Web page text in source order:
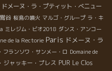
ドメーヌ・ラ・プティット・べニュー
谷 桜島の噴火 マルゴ・グループ ラ・キ
ミレジム・ビオ2018 ダンス・アンコー
de la Rectorie Paris ドメーヌ・ラ
フランソワ・サンメー・ロ Domaine de
ジャッキー・プレス PUR Le Clos